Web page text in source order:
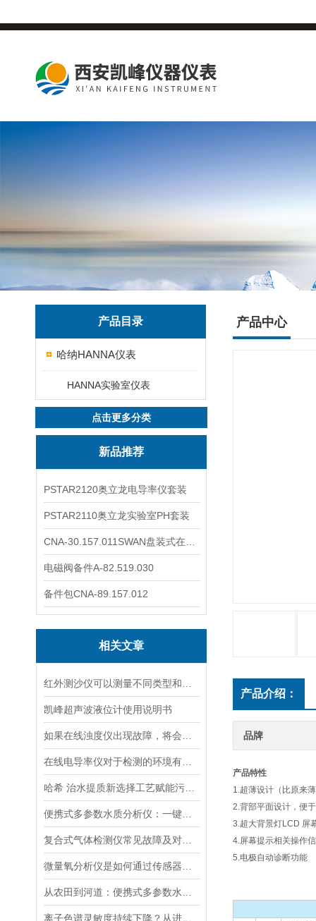
产品目录
哈纳HANNA仪表
HANNA实验室仪表
点击更多分类
新品推荐
PSTAR2120奥立龙电导率仪套装
PSTAR2110奥立龙实验室PH套装
电磁阀备件A-82.519.030
备件包CNA-89.157.012
相关文章
凯峰超声波液位计使用说明书
产品中心
产品介绍：
品牌
产品特性
1.超薄设计（比原来
2.背部平面设计，便
3.超大背景灯LCD 屏
4.屏幕提示相关操作
5.电极自动诊断功能